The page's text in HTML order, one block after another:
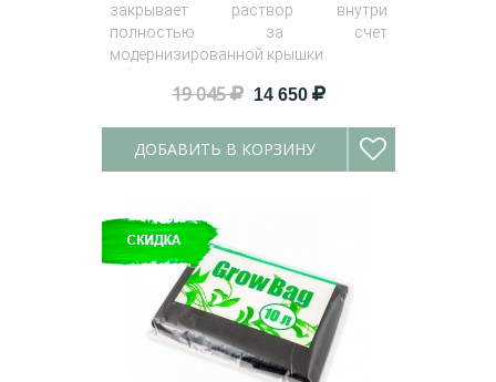
закрывает раствор внутри
полностью за счет
модернизированной крышки.
Объём
19 045 14 650
ДОБАВИТЬ В КОРЗИНУ